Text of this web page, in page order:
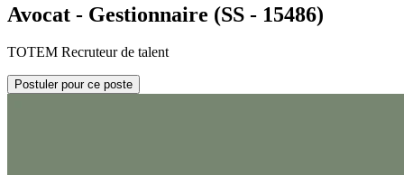
Avocat - Gestionnaire (SS - 15486)
TOTEM Recruteur de talent
Postuler pour ce poste